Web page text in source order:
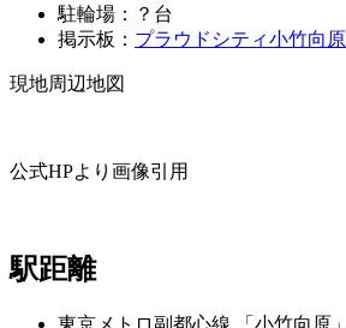
駐輪場：？台
掲示板： プラウドシティ小竹向
現地周辺地図
公式HPより画像引用
駅距離
東京メトロ副都心線 「小竹向原